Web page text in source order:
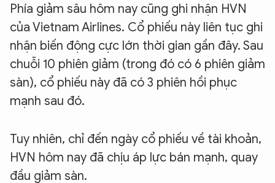
Phía giảm sâu hôm nay cũng ghi nhận HVN
của Vietnam Airlines. Cổ phiếu này liên tục ghi
nhận biến động cực lớn thời gian gần đây. Sau
chuỗi 10 phiên giảm (trong đó có 6 phiên giảm
sàn), cổ phiếu này đã có 3 phiên hồi phục
mạnh sau đó.
Tuy nhiên, chỉ đến ngày cổ phiếu về tài khoản,
HVN hôm nay đã chịu áp lực bán mạnh, quay
đầu giảm sàn.